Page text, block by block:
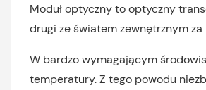
Moduł optyczny to optyczny
drugi ze światem zewnętrznym
W bardzo wymagającym
temperatury. Z tego powodu